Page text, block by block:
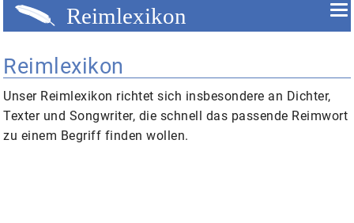
Reimlexikon
Unser Reimlexikon richtet sich insbesondere an Dichter,
Texter und Songwriter, die schnell das passende Reimwort
zu einem Begriff finden wollen.